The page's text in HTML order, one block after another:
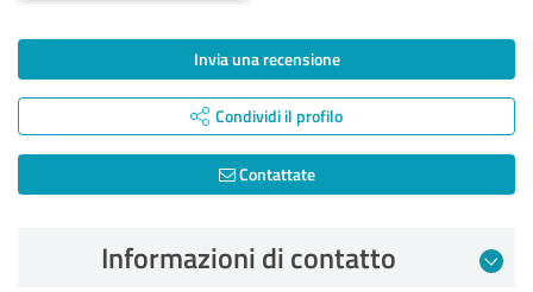
Invia una recensione
Condividi il profilo
Contattate
Informazioni di contatto